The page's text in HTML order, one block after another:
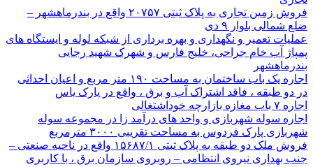
فروش زمین تجاری به پلاک ثبتی ۲۰۷۵۷ واقع در بندرماهشهر –
ضلع شمالی بلوار ۹ دی
عملیات تعمیر و نگهداری و بهره برداری از شبکه لوله و ایستگاه های
پمپاژ آب خام جراحی، خلیج فارس و شهرک شهید رجایی
بندرماهشهر
اجاره یک باب ساختمان به مساحت ۱۹۰ متر مربع و اعیان احداثی
در دو طبقه ، فاقد اشتراک آب و برق ، واقع در پارک یاس
اجاره ۷ باب مغازه بازارچه خوداشتغالی
اجاره سوله شهربازی و واحد های درآمد زا در مجموعه سوله
شهربازی پارک فردوس به مساحت تقریبی ۳۰۰۰ مترمربع
فروش ملک دو طبقه به پلاک ثبتی ۱۵۶۸۷/۱ واقع در ناحیه صنعتی –
جنب بهداری نیروی انتظامی – روبروی سازمان برق ، با کاربری